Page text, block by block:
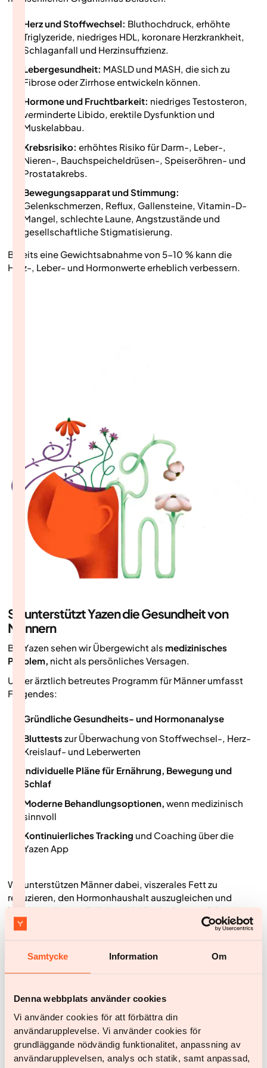
Samtycke Information Om
Denna webbplats använder cookies
Vi använder cookies för att förbättra din
användarupplevelse. Vi använder cookies för
grundläggande nödvändig funktionalitet, anpassning av
användarupplevelsen, analys och statik, samt anpassad,
Herz und Stoffwechsel: Bluthochdruck, erhöhte
Triglyzeride, niedriges HDL, koronare Herzkrankheit,
Schlaganfall und Herzinsuffizienz.
Lebergesundheit: MASLD und MASH, die sich zu
Fibrose oder Zirrhose entwickeln können.
Hormone und Fruchtbarkeit: niedriges Testosteron,
verminderte Libido, erektile Dysfunktion und
Muskelabbau.
Krebsrisiko: erhöhtes Risiko für Darm-, Leber-,
Nieren-, Bauchspeicheldrüsen-, Speiseröhren- und
Prostatakrebs.
Bewegungsapparat und Stimmung:
Gelenkschmerzen, Reflux, Gallensteine, Vitamin-D-
Mangel, schlechte Laune, Angstzustände und
gesellschaftliche Stigmatisierung.‍
Bereits eine Gewichtsabnahme von 5-10 % kann die
Herz-, Leber- und Hormonwerte erheblich verbessern.
So unterstützt Yazen die Gesundheit von
Männern
Bei Yazen sehen wir Übergewicht als medizinisches
Problem, nicht als persönliches Versagen.
Unser ärztlich betreutes Programm für Männer umfasst
Folgendes:
Gründliche Gesundheits- und Hormonanalyse
Bluttests zur Überwachung von Stoffwechsel-, Herz-
Kreislauf- und Leberwerten
Individuelle Pläne für Ernährung, Bewegung und
Schlaf
Moderne Behandlungsoptionen, wenn medizinisch
sinnvoll
Kontinuierliches Tracking und Coaching über die
Yazen App
Wir unterstützen Männer dabei, viszerales Fett zu
reduzieren, den Hormonhaushalt auszugleichen und
langfristig ihr persönliches Wohlbefinden zu stärken.
Dabei setzen wir voll und ganz auf eine wissenschaftlich
So kannst duheutestarten